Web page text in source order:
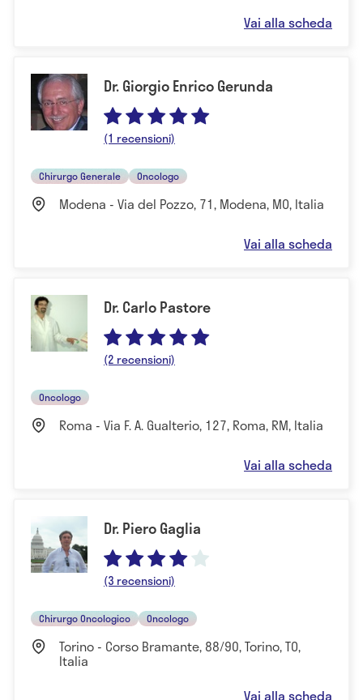
Vai alla scheda
Dr. Giorgio Enrico Gerunda
(1 recensioni)
Chirurgo Generale Oncologo
Modena - Via del Pozzo, 71, Modena, MO, Italia
Vai alla scheda
Dr. Carlo Pastore
(2 recensioni)
Oncologo
Roma - Via F. A. Gualterio, 127, Roma, RM, Italia
Vai alla scheda
Dr. Piero Gaglia
(3 recensioni)
Chirurgo Oncologico Oncologo
Torino - Corso Bramante, 88/90, Torino, TO,
Italia
Vai alla scheda